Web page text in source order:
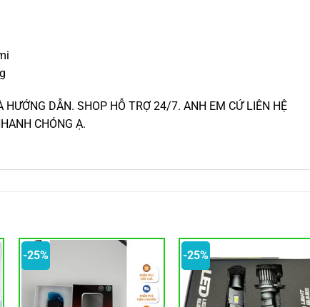
DẪN. SHOP HỖ TRỢ 24/7. ANH EM CỨ LIÊN HỆ
CHÓNG Ạ.
-25% -25%